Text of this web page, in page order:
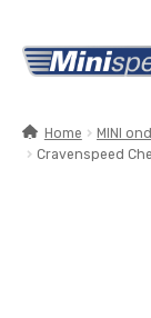
Ga
door
navigatie
Ga
naar
inhoudHome MINI
Cravenspeed